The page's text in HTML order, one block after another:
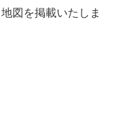
図を掲載いたしま